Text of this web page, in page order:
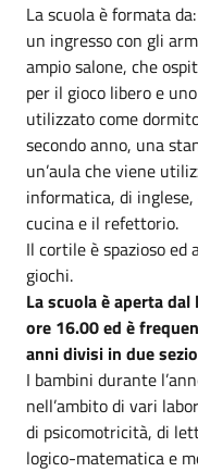
La scuola è formata da:
un ingresso con gli
ampio salone, che
per il gioco libero e
utilizzato come
secondo anno, una
un’aula che viene
informatica, di
cucina e il refettorio.
Il cortile è spazioso ed
giochi.
La scuola è aperta
ore 16.00 ed è
anni divisi in due
I bambini durante
nell’ambito di vari
di psicomotricità, di
logico-matematica e